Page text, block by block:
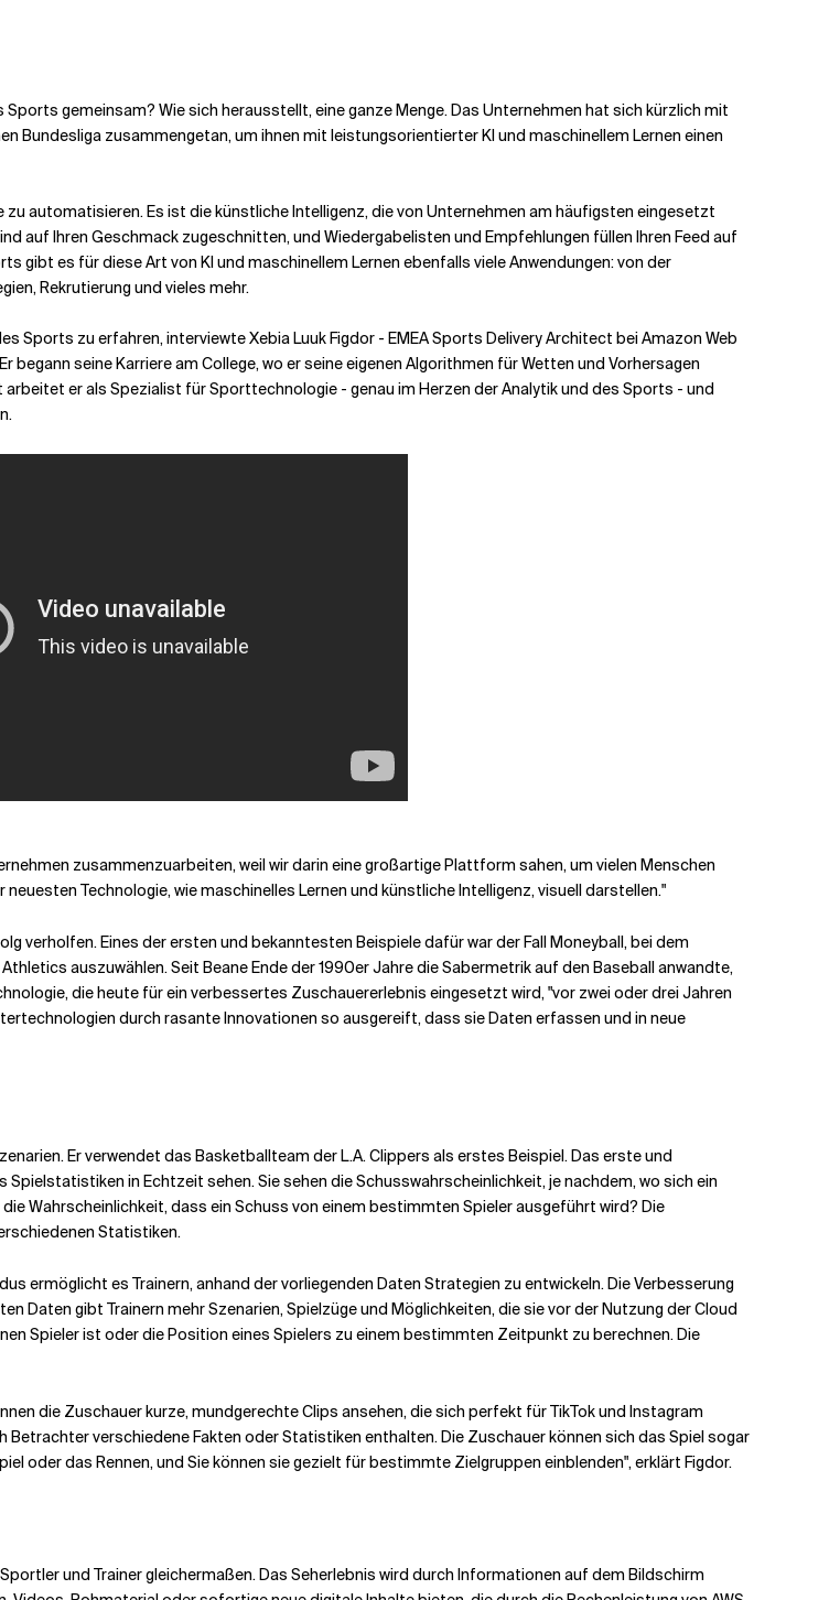
gemeinsam? Wie sich herausstellt, eine ganze Menge. Das Unternehmen hat sich kürzlich mit
Bundesliga zusammengetan, um ihnen mit leistungsorientierter KI und maschinellem Lernen einen
automatisieren. Es ist die künstliche Intelligenz, die von Unternehmen am häufigsten eingesetzt
auf Ihren Geschmack zugeschnitten, und Wiedergabelisten und Empfehlungen füllen Ihren Feed auf
gibt es für diese Art von KI und maschinellem Lernen ebenfalls viele Anwendungen: von der
Rekrutierung und vieles mehr.
Sports zu erfahren, interviewte Xebia Luuk Figdor - EMEA Sports Delivery Architect bei Amazon Web
seine Karriere am College, wo er seine eigenen Algorithmen für Wetten und Vorhersagen
er als Spezialist für Sporttechnologie - genau im Herzen der Analytik und des Sports - und
zusammenzuarbeiten, weil wir darin eine großartige Plattform sahen, um vielen Menschen
Technologie, wie maschinelles Lernen und künstliche Intelligenz, visuell darstellen."
verholfen. Eines der ersten und bekanntesten Beispiele dafür war der Fall Moneyball, bei dem
auszuwählen. Seit Beane Ende der 1990er Jahre die Sabermetrik auf den Baseball anwandte,
die heute für ein verbessertes Zuschauererlebnis eingesetzt wird, "vor zwei oder drei Jahren
durch rasante Innovationen so ausgereift, dass sie Daten erfassen und in neue
Er verwendet das Basketballteam der L.A. Clippers als erstes Beispiel. Das erste und
in Echtzeit sehen. Sie sehen die Schusswahrscheinlichkeit, je nachdem, wo sich ein
Wahrscheinlichkeit, dass ein Schuss von einem bestimmten Spieler ausgeführt wird? Die
Statistiken.
ermöglicht es Trainern, anhand der vorliegenden Daten Strategien zu entwickeln. Die Verbesserung
Daten gibt Trainern mehr Szenarien, Spielzüge und Möglichkeiten, die sie vor der Nutzung der Cloud
Spieler ist oder die Position eines Spielers zu einem bestimmten Zeitpunkt zu berechnen. Die
die Zuschauer kurze, mundgerechte Clips ansehen, die sich perfekt für TikTok und Instagram
verschiedene Fakten oder Statistiken enthalten. Die Zuschauer können sich das Spiel sogar
oder das Rennen, und Sie können sie gezielt für bestimmte Zielgruppen einblenden", erklärt Figdor.
und Trainer gleichermaßen. Das Seherlebnis wird durch Informationen auf dem Bildschirm